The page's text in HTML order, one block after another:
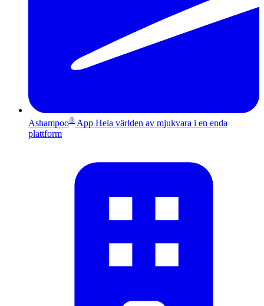
Ashampoo® App Hela världen av mjukvara i en enda
plattform